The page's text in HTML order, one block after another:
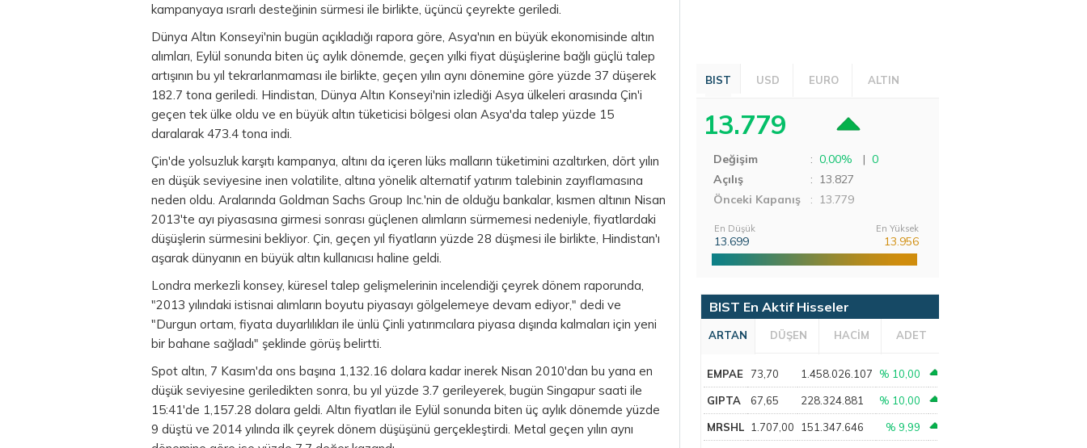
kampanyaya ısrarlı desteğinin sürmesi ile birlikte, üçüncü çeyrekte geriledi.
Dünya Altın Konseyi'nin bugün açıkladığı rapora göre, Asya'nın en büyük ekonomisinde altın
alımları, Eylül sonunda biten üç aylık dönemde, geçen yılki fiyat düşüşlerine bağlı güçlü talep
artışının bu yıl tekrarlanmaması ile birlikte, geçen yılın aynı dönemine göre yüzde 37 düşerek
182.7 tona geriledi. Hindistan, Dünya Altın Konseyi'nin izlediği Asya ülkeleri arasında Çin'i
geçen tek ülke oldu ve en büyük altın tüketicisi bölgesi olan Asya'da talep yüzde 15
daralarak 473.4 tona indi.
Çin'de yolsuzluk karşıtı kampanya, altını da içeren lüks malların tüketimini azaltırken, dört yılın
en düşük seviyesine inen volatilite, altına yönelik alternatif yatırım talebinin zayıflamasına
neden oldu. Aralarında Goldman Sachs Group Inc.'nin de olduğu bankalar, kısmen altının Nisan
2013'te ayı piyasasına girmesi sonrası güçlenen alımların sürmemesi nedeniyle, fiyatlardaki
düşüşlerin sürmesini bekliyor. Çin, geçen yıl fiyatların yüzde 28 düşmesi ile birlikte, Hindistan'ı
aşarak dünyanın en büyük altın kullanıcısı haline geldi.
Londra merkezli konsey, küresel talep gelişmelerinin incelendiği çeyrek dönem raporunda,
"2013 yılındaki istisnai alımların boyutu piyasayı gölgelemeye devam ediyor," dedi ve
"Durgun ortam, fiyata duyarlılıkları ile ünlü Çinli yatırımcılara piyasa dışında kalmaları için yeni
bir bahane sağladı" şeklinde görüş belirtti.
Spot altın, 7 Kasım'da ons başına 1,132.16 dolara kadar inerek Nisan 2010'dan bu yana en
düşük seviyesine geriledikten sonra, bu yıl yüzde 3.7 gerileyerek, bugün Singapur saati ile
15:41'de 1,157.28 dolara geldi. Altın fiyatları ile Eylül sonunda biten üç aylık dönemde yüzde
9 düştü ve 2014 yılında ilk çeyrek dönem düşüşünü gerçekleştirdi. Metal geçen yılın aynı
BIST USD EURO ALTIN
13.779
Değişim : 0,00% | 0
Açılış
: 13.827
Önceki Kapanış
: 13.779
En Düşük
13.699
En Yüksek
13.956
BIST En Aktif Hisseler
ARTAN DÜŞEN HACİM ADET
EMPAE 73,70 1.458.026.107 % 10,00
GIPTA 67,65 228.324.881 % 10,00
MRSHL 1.707,00 151.347.646 % 9,99